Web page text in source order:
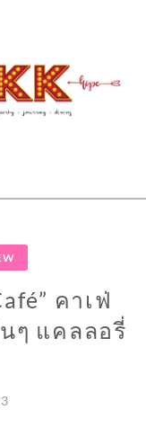
คาเฟ่
ๆ แคลลอรี่